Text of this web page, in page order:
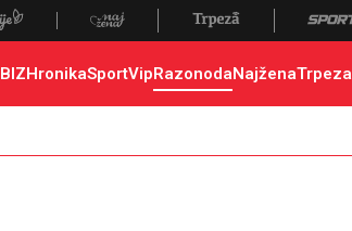
BIZHronikaSportVipRazonodaNajženaTrpeza